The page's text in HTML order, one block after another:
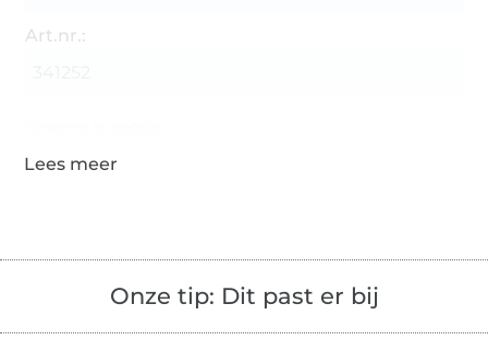
Art.nr.:
Onze tip: Dit past er bij